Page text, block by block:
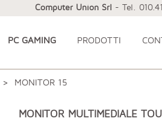
Computer Union Srl - Tel.
PC GAMING PRODOTTI
> MONITOR 15
MONITOR MULTIMEDIALE